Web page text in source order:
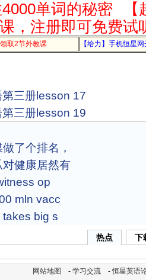
4000单词的秘密
课，注册即可免费试
取2节外教课 【给力】手机恒星
三册lesson 17
三册lesson 19
了个排名，
健康居然有
op
mln vacc
takes big s
热点 下
网站地图 - 学习交流 -恒星英语